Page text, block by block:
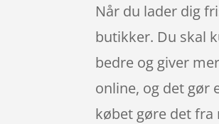
Når du lader dig
butikker. Du skal
bedre og giver
online, og det gør
købet gøre det fra